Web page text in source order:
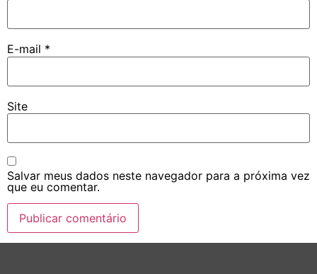
E-mail *
Site
Salvar meus dados neste navegador para a próxima vez
que eu comentar.